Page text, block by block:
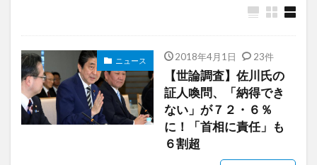
ニュース 2018年4月1日 23件
【世論調査】佐川氏の
証人喚問、「納得でき
ない」が７２・６％
に！「首相に責任」も
６割超